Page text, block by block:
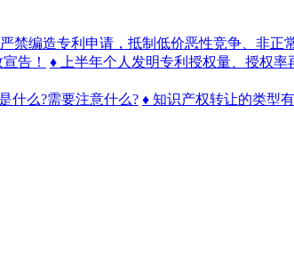
禁编造专利申请，抵制低价恶性竞争、非正
告！ ♦ 上半年个人发明专利授权量、授权率
什么?需要注意什么? ♦ 知识产权转让的类型